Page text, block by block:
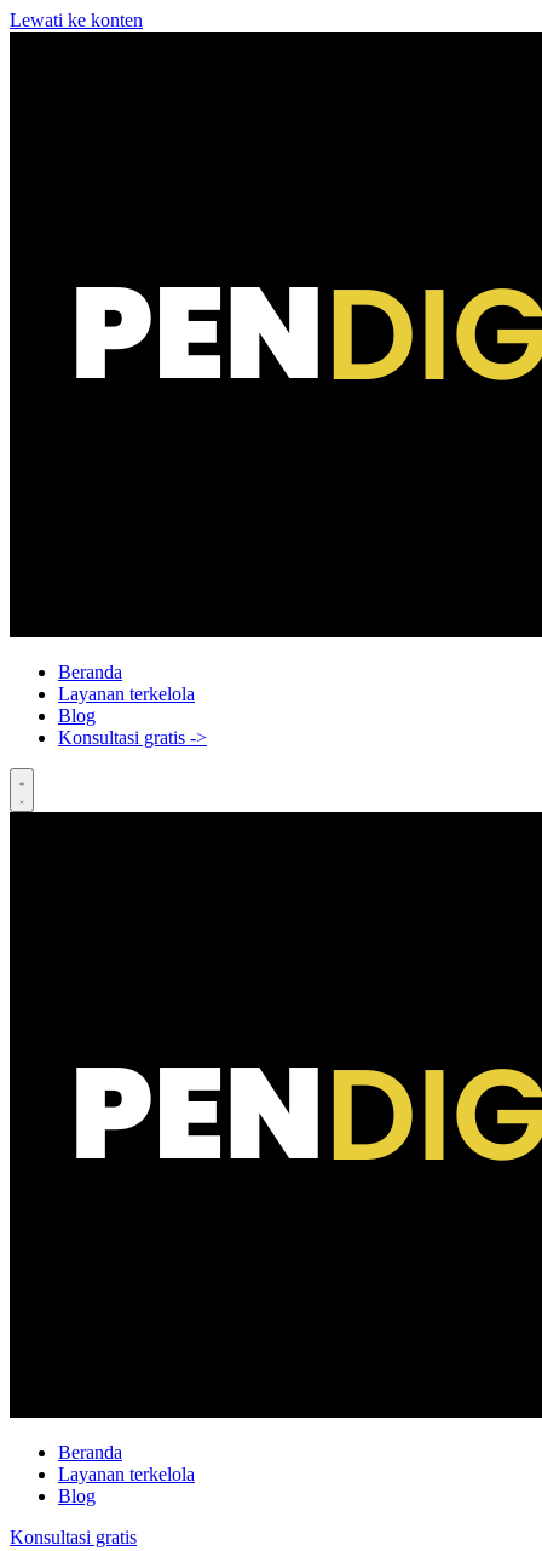
Lewati ke konten
Beranda
Layanan terkelola
Blog
Konsultasi gratis ->
Beranda
Layanan terkelola
Blog
Konsultasi gratis